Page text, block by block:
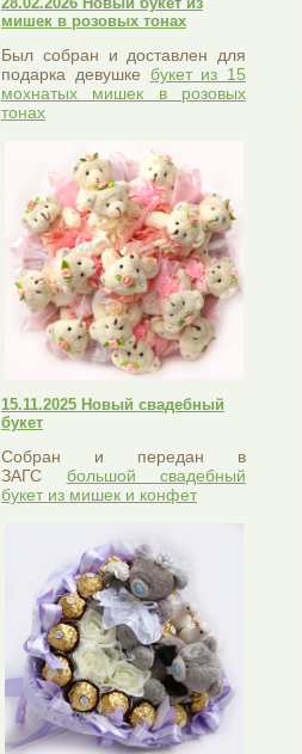
мишек в розовых тонах
Был собран и доставлен для
подарка девушке букет из 15
мохнатых мишек в розовых
тонах
15.11.2025 Новый свадебный
букет
Собран и передан в
ЗАГС большой свадебный
букет из мишек и конфет